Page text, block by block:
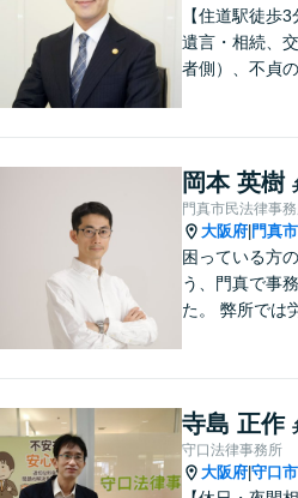
【住道駅徒歩3
遺言・相続、
者側）、不貞
やすい説明を
す。お気軽に
い。
岡本 英樹
門真市民法律事
大阪府 門真市
困っている方
う、門真で事
た。 弊所では
す。
寺島 正作
守口法律事務所
大阪府 守口市